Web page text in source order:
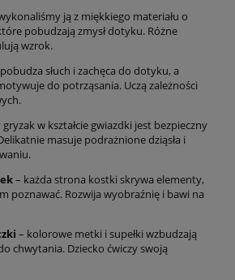
ją z miękkiego materiału o
pobudzają zmysł dotyku. Różne
wzrok.
słuch i zachęca do dotyku, a
do potrząsania. Uczą zależności
w kształcie gwiazdki jest bezpieczny
masuje podrażnione dziąsła i
– każda strona kostki skrywa elementy,
poznawać. Rozwija wyobraźnię i bawi na
– kolorowe metki i supełki wzbudzają
chwytania. Dziecko ćwiczy swoją